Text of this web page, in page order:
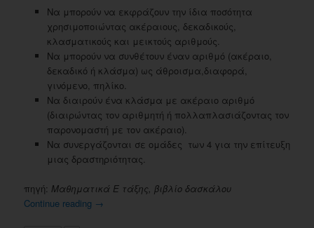
Nα μπορούν να εκφράζουν την ίδια ποσότητα
χρησιμοποιώντας ακέραιους, δεκαδικούς,
κλασματικούς και μεικτούς αριθμούς.
Nα μπορούν να συνθέτουν έναν αριθμό (ακέραιο,
δεκαδικό ή κλάσμα) ως άθροισμα,διαφορά,
γινόμενο, πηλίκο.
Nα διαιρούν ένα κλάσμα με ακέραιο αριθμό
(διαιρώντας τον αριθμητή ή πολλαπλασιάζοντας τον
παρονομαστή με τον ακέραιο).
Nα συνεργάζονται σε ομάδες των 4 για την επίτευξη
μιας δραστηριότητας.
πηγή:Μαθηματικά Ε τάξης, βιβλίο δασκάλου
Continue reading →